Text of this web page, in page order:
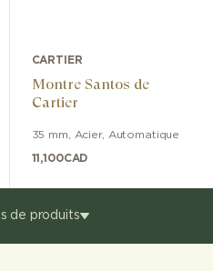
CARTIER
Montre Santos de
Cartier
35 mm Acier, Automatique
11,100CAD
de produits